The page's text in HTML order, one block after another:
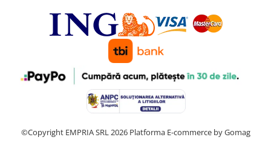
©Copyright EMPRIA SRL 2026 Platforma E-commerce by Gomag